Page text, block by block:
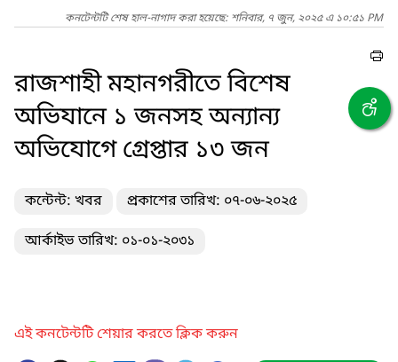
কনটেন্টটি শেষ হাল-নাগাদ করা হয়েছে: শনিবার, ৭ জুন, ২০২৫ এ ১০:৫১ PM
রাজশাহী মহানগরীতে বিশেষ
অভিযানে ১ জনসহ অন্যান্য
অভিযোগে গ্রেপ্তার ১৩ জন
কন্টেন্ট: খবর প্রকাশের তারিখ: ০৭-০৬-২০২৫
আর্কাইভ তারিখ: ০১-০১-২০৩১
এই কনটেন্টটি শেয়ার করতে ক্লিক করুন